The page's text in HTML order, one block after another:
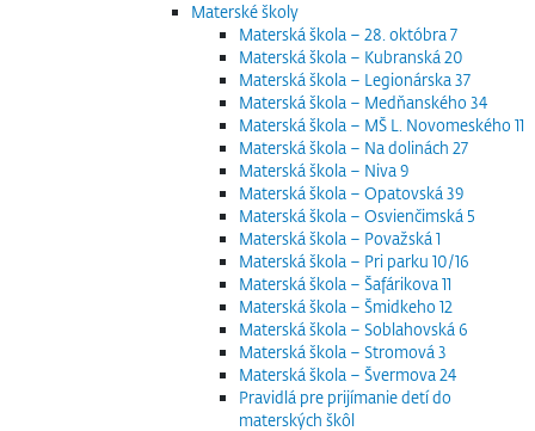
Materské školy
Materská škola – 28. októbra 7
Materská škola – Kubranská 20
Materská škola – Legionárska 37
Materská škola – Medňanského 34
Materská škola – MŠ L. Novomeského 11
Materská škola – Na dolinách 27
Materská škola – Niva 9
Materská škola – Opatovská 39
Materská škola – Osvienčimská 5
Materská škola – Považská 1
Materská škola – Pri parku 10/16
Materská škola – Šafárikova 11
Materská škola – Šmidkeho 12
Materská škola – Soblahovská 6
Materská škola – Stromová 3
Materská škola – Švermova 24
Pravidlá pre prijímanie detí do
materských škôl